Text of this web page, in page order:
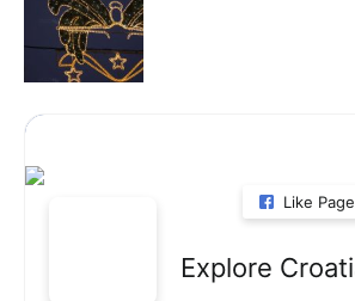
Like Page
Explore